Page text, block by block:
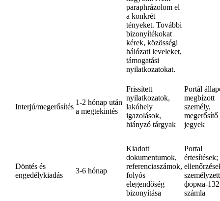
paraphrázolom el
a konkrét
tényeket. További
bizonyítékokat
kérek, közösségi
hálózati leveleket,
támogatási
nyilatkozatokat.
Interjú/megerősítés
1-2 hónap után
a megtekintés
Frissített
nyilatkozatok,
lakóhely
igazolások,
hiányzó tárgyak
Portál
megbízott
személy,
megerősítő
jegyek
Döntés és
engedélykiadás
3-6 hónap
Kiadott
dokumentumok,
referenciaszámok,
folyós
elegendőség
bizonyítása
Portal
форма-132
számla